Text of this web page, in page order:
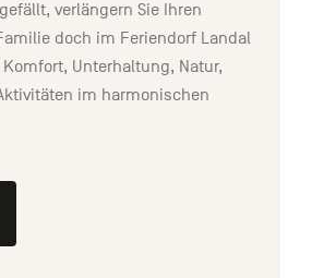
verlängern Sie Ihren
doch im Feriendorf Landal
Unterhaltung, Natur,
im harmonischen